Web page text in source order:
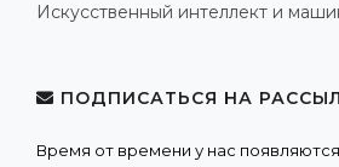
Искусственный интеллект и
ПОДПИСАТЬСЯ НА
Время от времени у нас